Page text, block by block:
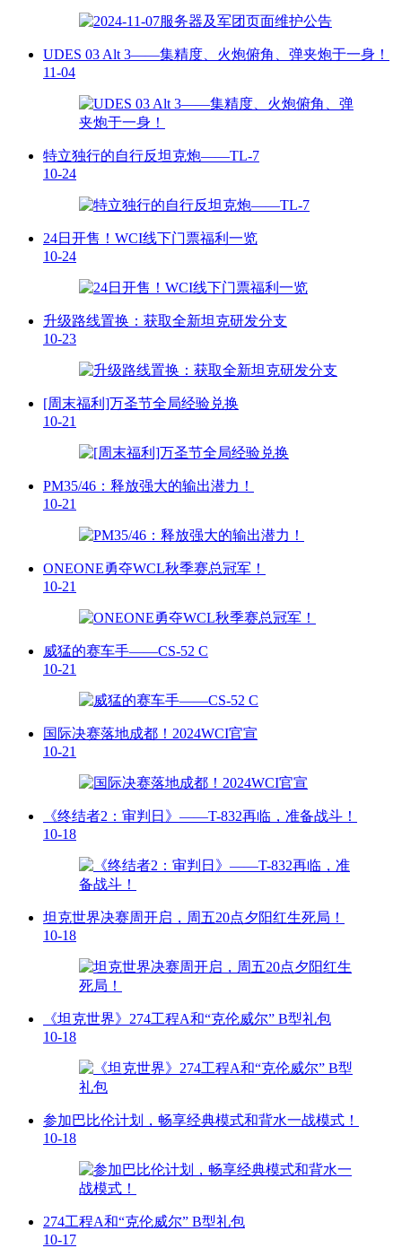
UDES 03 Alt 3——集精度、火炮俯角、弹夹炮于一身！
11-04
特立独行的自行反坦克炮——TL-7
10-24
24日开售！WCI线下门票福利一览
10-24
升级路线置换：获取全新坦克研发分支
10-23
[周末福利]万圣节全局经验兑换
10-21
PM35/46：释放强大的输出潜力！
10-21
ONEONE勇夺WCL秋季赛总冠军！
10-21
威猛的赛车手——CS-52 C
10-21
国际决赛落地成都！2024WCI官宣
10-21
《终结者2：审判日》——T-832再临，准备战斗！
10-18
坦克世界决赛周开启，周五20点夕阳红生死局！
10-18
《坦克世界》274工程A和“克伦威尔” B型礼包
10-18
参加巴比伦计划，畅享经典模式和背水一战模式！
10-18
274工程A和“克伦威尔” B型礼包
10-17